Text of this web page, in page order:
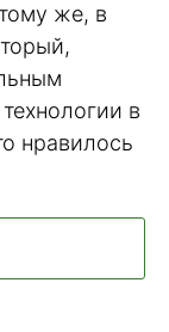
же, в
в
нравилось